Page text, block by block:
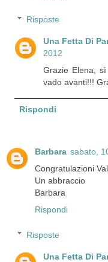
Risposte
Una Fetta Di
2012
Grazie Elena,
vado avanti!!!
Rispondi
Barbara sabato,
Congratulazioni
Un abbraccio
Barbara
Rispondi
Risposte
Una Fetta Di